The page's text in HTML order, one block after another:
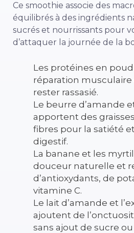
Ce smoothie associe des
équilibrés à des ingrédients
sucrés et nourrissants pour
d’attaquer la journée de la
Les protéines en
réparation musculaire
rester rassasié.
Le beurre d’amande
apportent des
fibres pour la satiété
digestif.
La banane et les
douceur naturelle et
d’antioxydants, de
vitamine C.
Le lait d’amande et
ajoutent de
sans ajout de sucre